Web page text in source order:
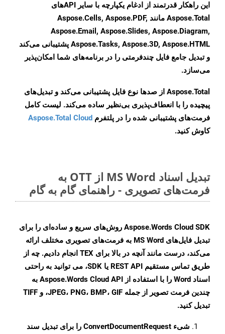
این راهکار قدرتمند از ادغام یکپارچه با سایر APIهای
Aspose.Total مانند Aspose.Cells, Aspose.PDF,
Aspose.Email, Aspose.Slides, Aspose.Diagram,
Aspose.Tasks, Aspose.3D, Aspose.HTML پشتیبانی می‌کند
و تبدیل جامع فایل چندفرمتی را در برنامه‌های شما امکان‌پذیر
می‌سازد.
Aspose.Total از صدها نوع فایل پشتیبانی می‌کند و تبدیل‌های
پیچیده را با انعطاف‌پذیری بی‌نظیر ساده می‌کند. لیست کامل
فرمت‌های پشتیبانی شده را در پلتفرم Aspose.Total Cloud
کاوش کنید.
تبدیل اسناد MS Word از OTT به
فرمت‌های تصویری - راهنمای گام به گام
Aspose.Words Cloud SDK روش‌های سریع و ساده‌ای را برای
تبدیل فایل‌های MS Word به فرمت‌های تصویری مختلف ارائه
می‌کند، درست مانند آنچه در بالا برای TEX انجام دادیم. چه از
طریق تماس مستقیم REST API یا SDK، می توانید به راحتی
اسناد Word را با استفاده از Aspose.Words Cloud API به
چندین فرمت تصویر از جمله JPEG، PNG، BMP، GIF، و TIFF
تبدیل کنید.
شیء ConvertDocumentRequest را برای تبدیل سند